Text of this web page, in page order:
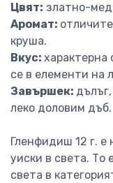
Цвят: златно-
Аромат:
круша.
Вкус: характерна
се в елементи на
Завършек:
леко доловим дъб.
Гленфидиш 12 г.
уиски в света. То
света в